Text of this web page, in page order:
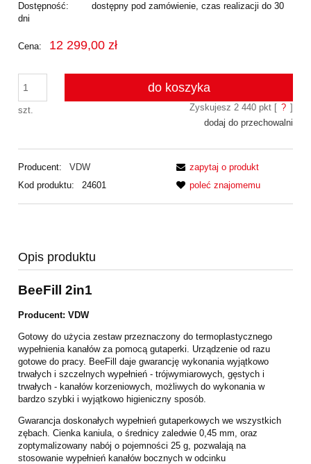
Dostępność:
dostępny pod zamówienie, czas realizacji do 30
dni
Cena: 12 299,00 zł
szt.
do koszyka
Zyskujesz 2 440pkt [ ? ]
dodaj do przechowalni
Producent:
VDW
Kod produktu:
24601
zapytaj o produkt
poleć znajomemu
Opis produktu
BeeFill 2in1
Producent: VDW
Gotowy do użycia zestaw przeznaczony do termoplastycznego
wypełnienia kanałów za pomocą gutaperki. Urządzenie od razu
gotowe do pracy. BeeFill daje gwarancję wykonania wyjątkowo
trwałych i szczelnych wypełnień - trójwymiarowych, gęstych i
trwałych - kanałów korzeniowych, możliwych do wykonania w
bardzo szybki i wyjątkowo higieniczny sposób.
Gwarancja doskonałych wypełnień gutaperkowych we wszystkich
zębach. Cienka kaniula, o średnicy zaledwie 0,45 mm, oraz
zoptymalizowany nabój o pojemności 25 g, pozwalają na
stosowanie wypełnień kanałów bocznych w odcinku